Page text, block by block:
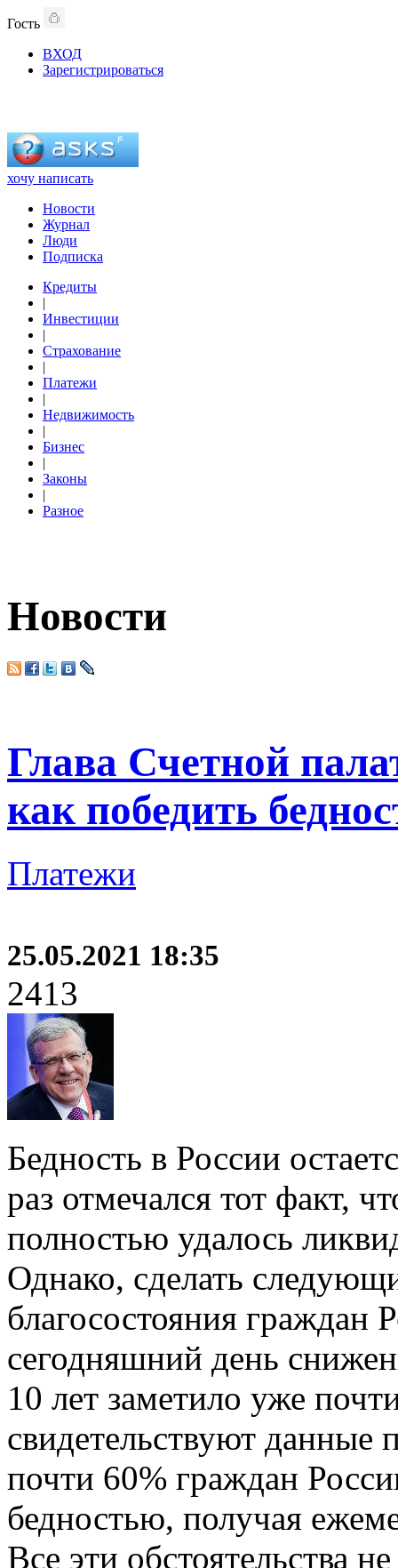
Гость
ВХОД
Зарегистрироваться
хочу написать
Новости
Журнал
Люди
Подписка
Кредиты
|
Инвестиции
|
Страхование
|
Платежи
|
Недвижимость
|
Бизнес
|
Законы
|
Разное
Новости
Глава Счетной
как победить
Платежи
25.05.2021 18:35
2413
Бедность в России
раз отмечался тот факт,
полностью удалось
Однако, сделать
благосостояния граждан
сегодняшний день
10 лет заметило уже
свидетельствуют данные
почти 60% граждан
бедностью, получая
Все эти обстоятельства